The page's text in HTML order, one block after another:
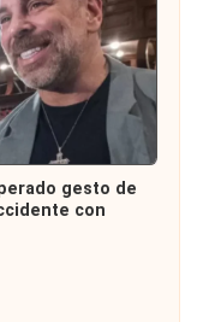
gesto de
con